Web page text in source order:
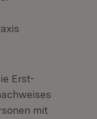
Erst-
mit